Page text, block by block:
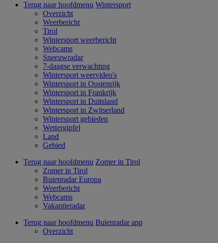
Terug naar hoofdmenu Wintersport
Overzicht
Weerbericht
Tirol
Wintersport weerbericht
Webcams
Sneeuwradar
7-daagse verwachting
Wintersport weervideo's
Wintersport in Oostenrijk
Wintersport in Frankrijk
Wintersport in Duitsland
Wintersport in Zwitserland
Wintersport gebieden
Wettergipfel
Land
Gebied
Terug naar hoofdmenu Zomer in Tirol
Zomer in Tirol
Buienradar Europa
Weerbericht
Webcams
Vakantieradar
Terug naar hoofdmenu Buienradar app
Overzicht